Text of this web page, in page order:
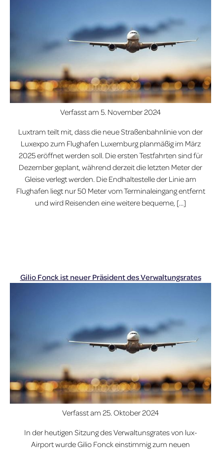
Verfasst am 5. November 2024
Luxtram teilt mit, dass die neue Straßenbahnlinie von der
Luxexpo zum Flughafen Luxemburg planmäßig im März
2025 eröffnet werden soll. Die ersten Testfahrten sind für
Dezember geplant, während derzeit die letzten Meter der
Gleise verlegt werden. Die Endhaltestelle der Linie am
Flughafen liegt nur 50 Meter vom Terminaleingang entfernt
und wird Reisenden eine weitere bequeme, […]
Gilio Fonck ist neuer Präsident des Verwaltungsrates
Verfasst am 25. Oktober 2024
In der heutigen Sitzung des Verwaltunsgrates von lux-
Airport wurde Gilio Fonck einstimmig zum neuen